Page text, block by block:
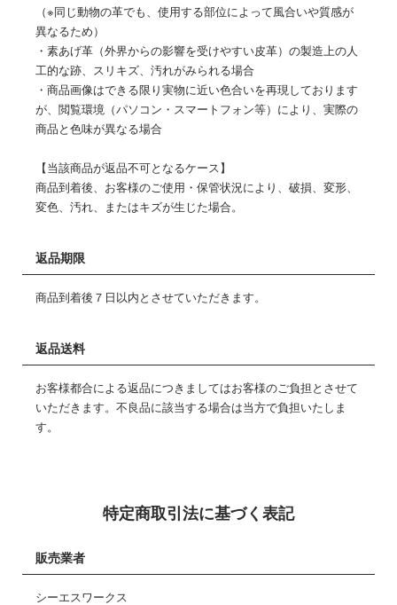
（※同じ動物の革でも、使用する部位によって風合いや質感が
異なるため）
・素あげ革（外界からの影響を受けやすい皮革）の製造上の人
工的な跡、スリキズ、汚れがみられる場合
・商品画像はできる限り実物に近い色合いを再現しております
が、閲覧環境（パソコン・スマートフォン等）により、実際の
商品と色味が異なる場合
【当該商品が返品不可となるケース】
商品到着後、お客様のご使用・保管状況により、破損、変形、
変色、汚れ、またはキズが生じた場合。
返品期限
商品到着後７日以内とさせていただきます。
返品送料
お客様都合による返品につきましてはお客様のご負担とさせて
いただきます。不良品に該当する場合は当方で負担いたしま
す。
特定商取引法に基づく表記
販売業者
シーエスワークス